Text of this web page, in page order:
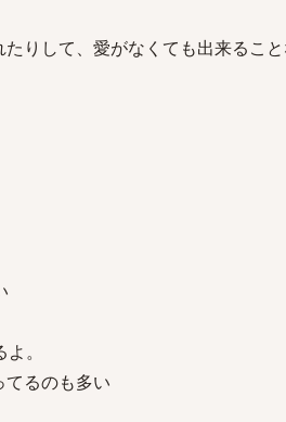
りして、愛がなくても出来るこ
。
るのも多い